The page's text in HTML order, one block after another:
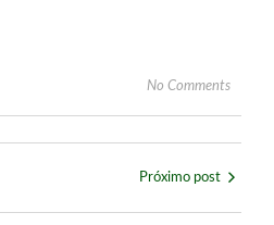
No Comments
Próximo post